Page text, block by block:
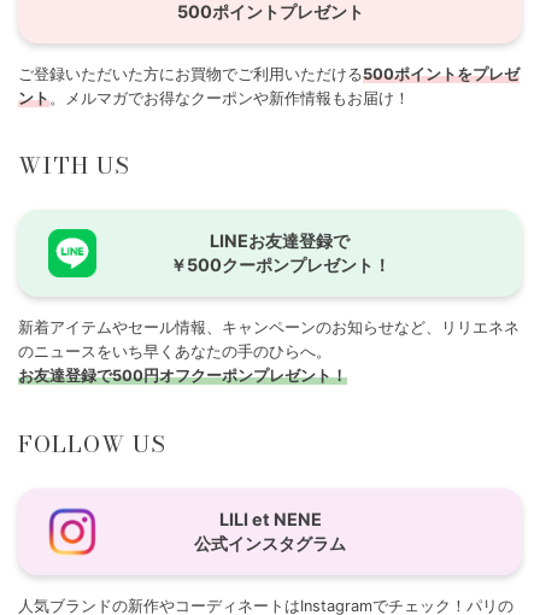
500ポイントプレゼント
ご登録いただいた方にお買物でご利用いただける500ポイントをプレゼ
ント。メルマガでお得なクーポンや新作情報もお届け！
WITH US
LINEお友達登録で
￥500クーポンプレゼント！
新着アイテムやセール情報、キャンペーンのお知らせなど、リリエネネ
のニュースをいち早くあなたの手のひらへ。
お友達登録で500円オフクーポンプレゼント！
FOLLOW US
LILI et NENE
公式インスタグラム
人気ブランドの新作やコーディネートはInstagramでチェック！パリの